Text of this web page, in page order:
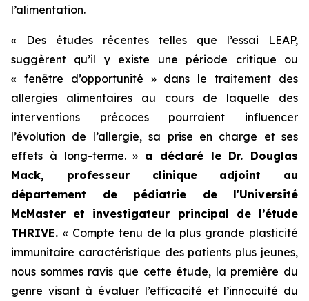
l’alimentation.
« Des études récentes telles que l’essai LEAP,
suggèrent qu’il y existe une période critique ou
« fenêtre d’opportunité » dans le traitement des
allergies alimentaires au cours de laquelle des
interventions précoces pourraient influencer
l’évolution de l’allergie, sa prise en charge et ses
effets à long-terme. » a déclaré le Dr. Douglas
Mack, professeur clinique adjoint au
département de pédiatrie de l'Université
McMaster et investigateur principal de l’étude
THRIVE. « Compte tenu de la plus grande plasticité
immunitaire caractéristique des patients plus jeunes,
nous sommes ravis que cette étude, la première du
genre visant à évaluer l’efficacité et l’innocuité du